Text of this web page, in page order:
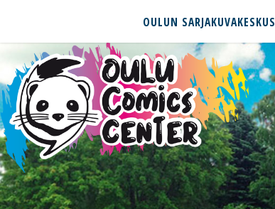
OULUN SARJAKUVAKESKUS